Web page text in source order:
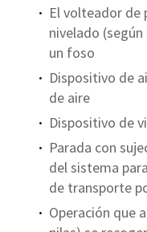
El volteador de
nivelado
un foso
Dispositivo de
de aire
Dispositivo de
Parada con
del sistema
de transporte
Operación que